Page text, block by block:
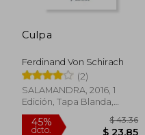
Culpa
Ferdinand Von Schirach
(2)
SALAMANDRA, 2016, 1
Edición, Tapa Blanda,
Nuevo